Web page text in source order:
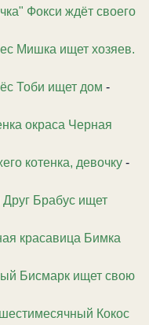
Фокси ждёт своего
Мишка ищет хозяев.
Тоби ищет дом -
окраса Черная
котенка, девочку -
Брабус ищет
красавица Бимка
Бисмарк ищет свою
Кокос